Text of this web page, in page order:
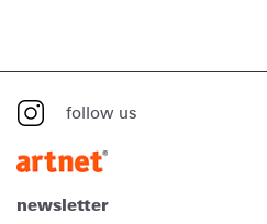
follow us
newsletter